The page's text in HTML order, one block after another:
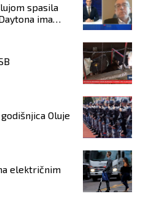
spasila
ima
narod
Oluje
električnim